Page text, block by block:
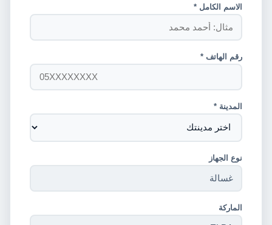
الاسم الكامل *
رقم الهاتف *
المدينة *
نوع الجهاز
الماركة